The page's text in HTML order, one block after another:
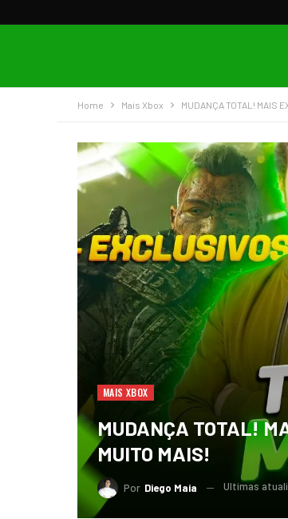
Home Mais Xbox MUDANÇA TOTAL! MAIS
MAIS XBOX
MUDANÇA TOTAL!
MUITO MAIS!
Por Diego Maia Ultimas